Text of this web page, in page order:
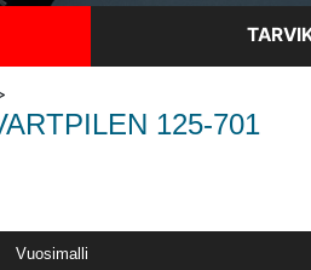
125-701
Vuosimalli